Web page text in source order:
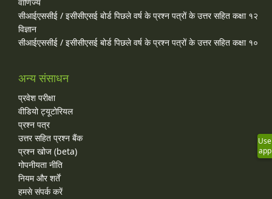
वाणिज्य
सीआईएससीई / इसीसीएसई बोर्ड पिछले वर्ष के प्रश्न पत्रों के उत्तर सहित कक्षा १२
विज्ञान
सीआईएससीई / इसीसीएसई बोर्ड पिछले वर्ष के प्रश्न पत्रों के उत्तर सहित कक्षा १०
अन्य संसाधन
प्रवेश परीक्षा
वीडियो ट्यूटोरियल
प्रश्न पत्र
उत्तर सहित प्रश्न बैंक
प्रश्न खोज (beta)
गोपनीयता नीति
नियम और शर्तें
हमसे संपर्क करें
Use
app